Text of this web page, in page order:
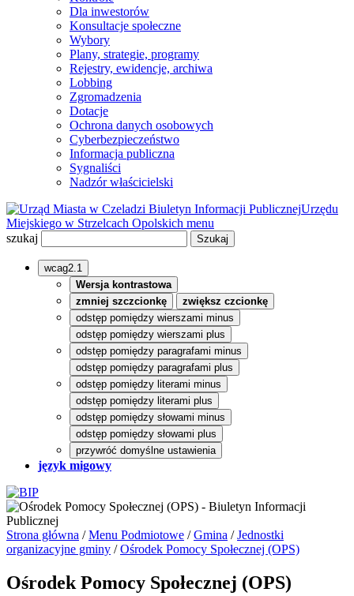
Dla inwestorów
Konsultacje społeczne
Wybory
Plany, strategie, programy
Rejestry, ewidencje, archiwa
Lobbing
Zgromadzenia
Dotacje
Ochrona danych osobowych
Cyberbezpieczeństwo
Informacja publiczna
Sygnaliści
Nadzór właścicielski
Biuletyn Informacji PublicznejUrzędu
Miejskiego w Strzelcach Opolskich menu
szukaj
wcag2.1
Wersja kontrastowa
zmniej szczcionkę
zwiększ czcionkę
odstęp pomiędzy wierszami minus
odstęp pomiędzy wierszami plus
odstęp pomiędzy paragrafami minus
odstęp pomiędzy paragrafami plus
odstęp pomiędzy literami minus
odstęp pomiędzy literami plus
odstęp pomiędzy słowami minus
odstęp pomiędzy słowami plus
przywróć domyślne ustawienia
język migowy
Strona główna /Menu Podmiotowe /Gmina /Jednostki
organizacyjne gminy /Ośrodek Pomocy Społecznej (OPS)
Ośrodek Pomocy Społecznej (OPS)